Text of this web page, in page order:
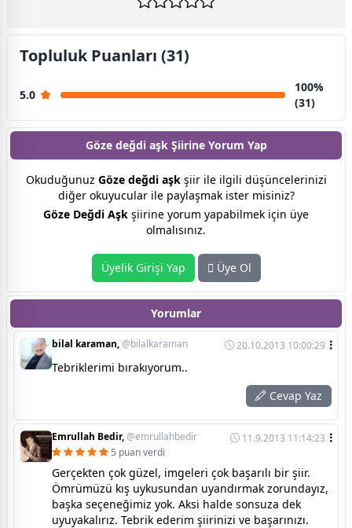
Topluluk Puanları (31)
5.0
100%
(31)
Göze değdi aşk Şiirine Yorum Yap
Okuduğunuz Göze değdi aşkşiir ile ilgili düşüncelerinizi
diğer okuyucular ile paylaşmak ister misiniz?
Göze Değdi Aşk şiirine yorum yapabilmek için üye
olmalısınız.
Üyelik Girişi Yap Üye Ol
Yorumlar
bilal karaman,@bilalkaraman 20.10.2013 10:00:29
Tebriklerimi bırakıyorum..
Cevap Yaz
Emrullah Bedir,@emrullahbedir
11.9.2013 11:14:23
5 puan verdi
Gerçekten çok güzel, imgeleri çok başarılı bir şiir.
Ömrümüzü kış uykusundan uyandırmak zorundayız,
başka seçeneğimiz yok. Aksi halde sonsuza dek
uyuyakalırız. Tebrik ederim şiirinizi ve başarınızı.